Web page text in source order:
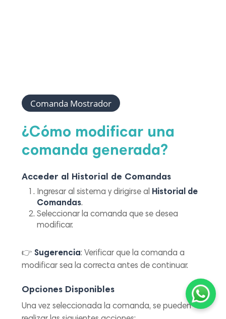
Comanda Mostrador
¿Cómo modificar una
comanda generada?
Acceder al Historial de Comandas
Ingresar al sistema y dirigirse al Historial de
Comandas.
Seleccionar la comanda que se desea
modificar.
👉Sugerencia: Verificar que la comanda a
modificar sea la correcta antes de continuar.
Opciones Disponibles
Una vez seleccionada la comanda, se pueden